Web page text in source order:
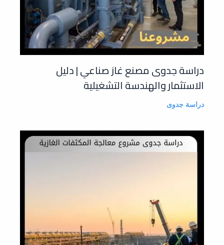
دراسة جدوى مصنع غاز صناعي | دليل
الاستثمار والهندسة التشغيلية
دراسة جدوى